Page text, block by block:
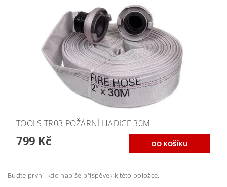
TOOLS TR03 POŽÁRNÍ HADICE 30M
799 Kč
Buďte první, kdo napíše příspěvek k této položce.